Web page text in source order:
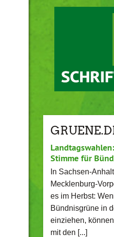
Stimme für
In Sachsen-
Mecklenburg-
es im Herbst:
Bündnisgrüne in
einziehen,
mit den [...]